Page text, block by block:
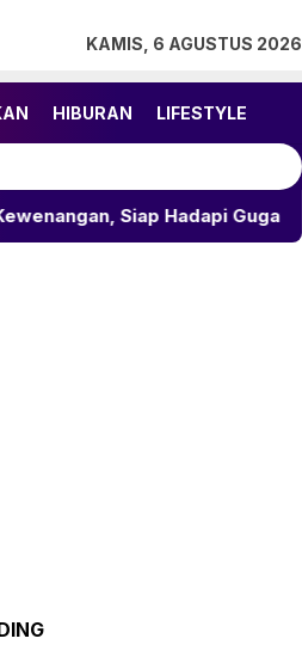
KAMIS, 6 AGUSTUS 2026
HIBURAN LIFESTYLE
Gugatan JATAM